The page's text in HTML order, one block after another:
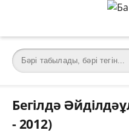
Бегілдә
- 2012)